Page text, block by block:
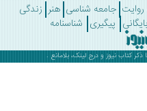
جامعه شناسی هنر زندگی
پیگیری شناسنامه
و درج لینک، بلامانع .